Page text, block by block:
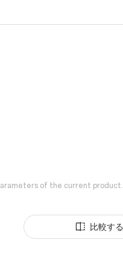
of the current product.
比較する